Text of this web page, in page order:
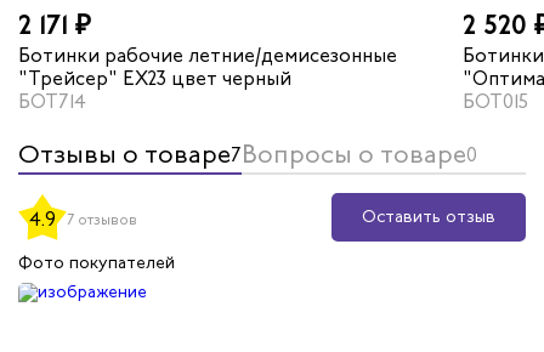
2 171 ₽
Ботинки рабочие летние/демисезонные
"Трейсер" EX23 цвет черный
БОТ714
2 520
БОТ015
Отзывы о товаре7Вопросы о товаре0
4.9 7 отзывов
Оставить отзыв
Фото покупателей